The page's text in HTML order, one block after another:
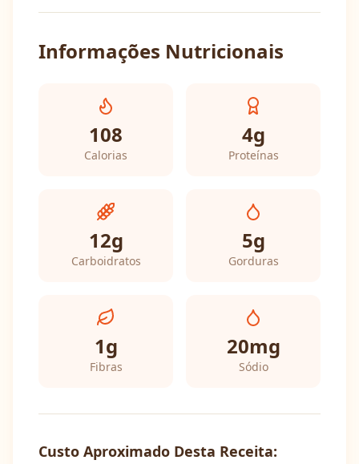
Informações Nutricionais
108
Calorias
4g
Proteínas
12g
Carboidratos
5g
Gorduras
1g
Fibras
20mg
Sódio
Custo Aproximado Desta Receita: